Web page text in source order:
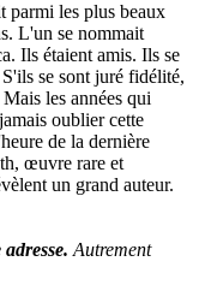
parmi les plus beaux
L'un se nommait
Ils étaient amis. Ils se
se sont juré fidélité,
les années qui
oublier cette
de la dernière
œuvre rare et
un grand auteur.
Autrement